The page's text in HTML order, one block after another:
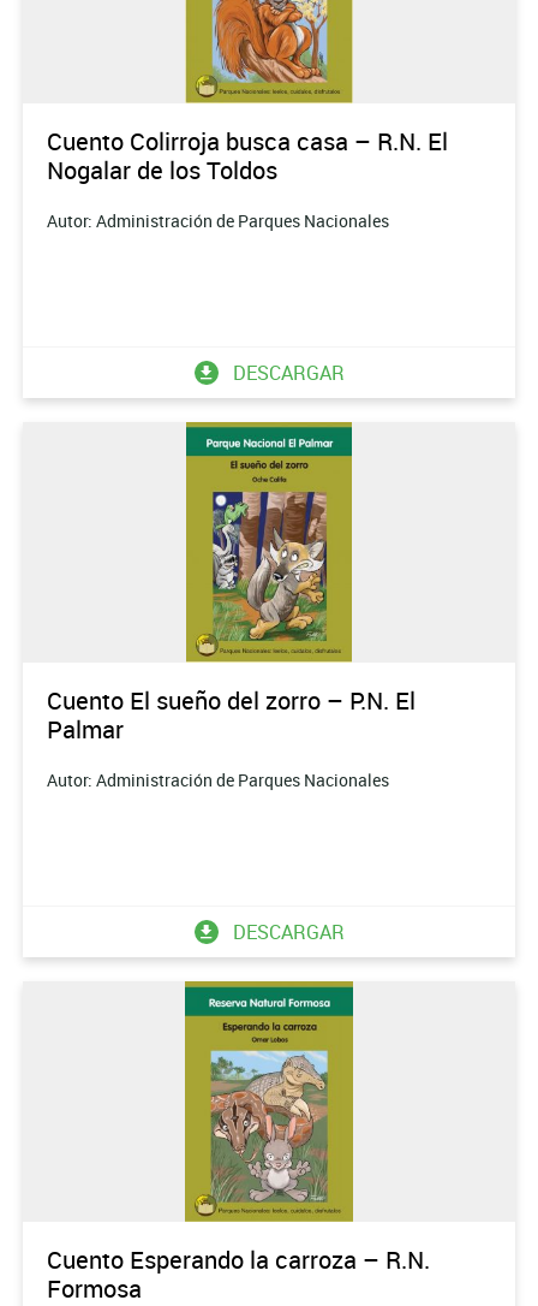
Cuento Colirroja busca casa – R.N. El
Nogalar de los Toldos
Autor: Administración de Parques Nacionales
DESCARGAR
Cuento El sueño del zorro – P.N. El
Palmar
Autor: Administración de Parques Nacionales
DESCARGAR
Cuento Esperando la carroza – R.N.
Formosa